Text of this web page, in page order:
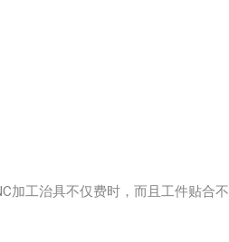
加工治具不仅费时，而且工件贴合不